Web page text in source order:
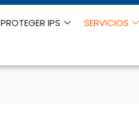
PROTEGER IPS SERVICIOS